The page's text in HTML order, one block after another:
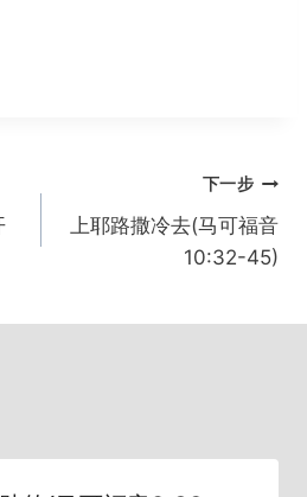
下一步
上耶路撒冷去(马可福音
10:32-45)